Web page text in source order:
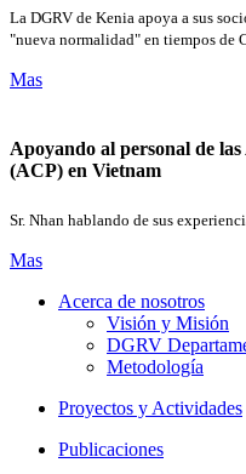
La DGRV de Kenia apoya a sus
"nueva normalidad" en tiempos de
Mas
Apoyando al personal de
(ACP) en Vietnam
Sr. Nhan hablando de sus
Mas
Acerca de nosotros
Visión y Misión
DGRV
Metodología
Proyectos y Actividades
Publicaciones